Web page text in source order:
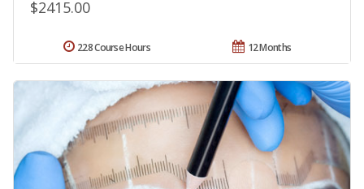
$2415.00
12 Months
228 Course Hours